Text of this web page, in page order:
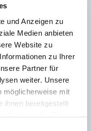
und Anzeigen zu
Medien anbieten
Website zu
zu Ihrer
Partner für
weiter. Unsere
möglicherweise mit
ihnen bereitgestellt
aktuelle
vorgelegt. Sie ist im
Seehäfen ist der
Seehäfen in
Oldenburg,
vertritt die politischen
gegenüber